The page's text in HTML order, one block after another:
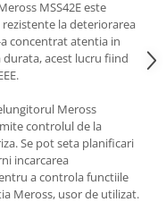
MSS42Eeste
la deteriorarea
concentrat atentia in
durata, acest lucru fiind
Meross
controlul de la
Se pot seta planificari
incarcarea
a controla functiile
Meross, usor de utilizat.